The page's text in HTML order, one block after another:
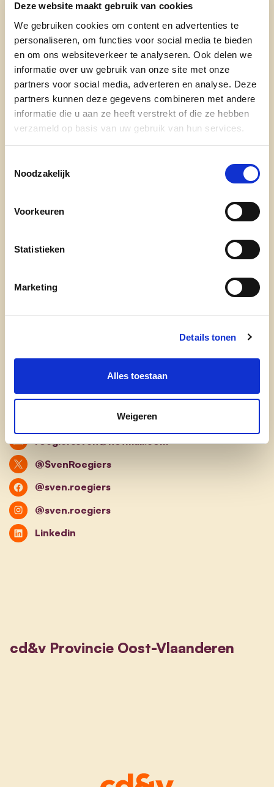
Deze website maakt gebruik van cookies
We gebruiken cookies om content en advertenties te
personaliseren, om functies voor social media te bieden
en om ons websiteverkeer te analyseren. Ook delen we
informatie over uw gebruik van onze site met onze
partners voor social media, adverteren en analyse. Deze
partners kunnen deze gegevens combineren met andere
informatie die u aan ze heeft verstrekt of die ze hebben
verzameld op basis van uw gebruik van hun services.
Noodzakelijk
Voorkeuren
Statistieken
Marketing
Details tonen
Alles toestaan
Weigeren
Ik wil me inzetten voor veilige en warme buurten
waar we onze buren kennen en waar we op elkaar
kunnen rekenen. De open ruimte wil ik
beschermen en onze dorpen en steden
toekomstbestendig maken.
Wie ben je in enkele woorden?
Gepassioneerd
Sociaal
Bekwaam
Het kasteeldomein van Wippelgem omdat dit het
zoals Lochtingleute waar ik vrijwilliger ben,
trouwen er vele koppels, planten jonge gezinnen
er een geboortebos... Maar je kan er ook gewoon
gaan joggen of een koffie drinken.
roegierssven@hotmail.com
@SvenRoegiers
@sven.roegiers
@sven.roegiers
Linkedin
cd&v Provincie Oost-Vlaanderen